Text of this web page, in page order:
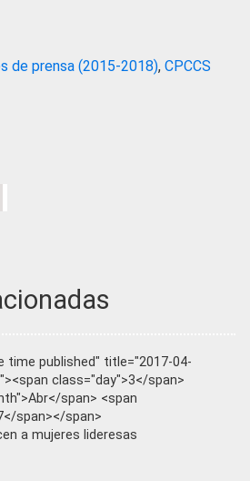
de prensa (2015-2018), CPCCS
time published" title="2017-04-
class="day">3</span>
span> <span
span></span>
a mujeres lideresas